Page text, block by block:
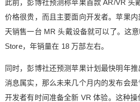
此前，彭博社预测称苹果首款 AR/VR 头
价格很贵，而且主要面向开发者。苹果
天销售一台 MR 头戴设备就可以了。这
Store，年销量在 18 万部左右。
同时，彭博社还预测苹果计划最快明年
消息属实，那么未来几个月内的发布会
开发者有时间准备全新 VR 体验。这种
能到场。 此前，彭博社预测称苹
戴设备会走高端路线，价格很贵
发者。苹果内部预期，每家零售
R 头戴设备就可以了。这意味着
测苹果计划最快明年推出 MR 头
属实，那么未来几个月内的发布
者的，让开发者有时间准备全新